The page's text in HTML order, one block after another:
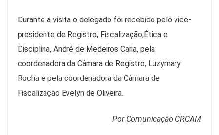
Durante a visita o delegado foi recebido pelo vice-
presidente de Registro, Fiscalização,Ética e
Disciplina, André de Medeiros Caria, pela
coordenadora da Câmara de Registro, Luzymary
Rocha e pela coordenadora da Câmara de
Fiscalização Evelyn de Oliveira.
Por Comunicação CRCAM